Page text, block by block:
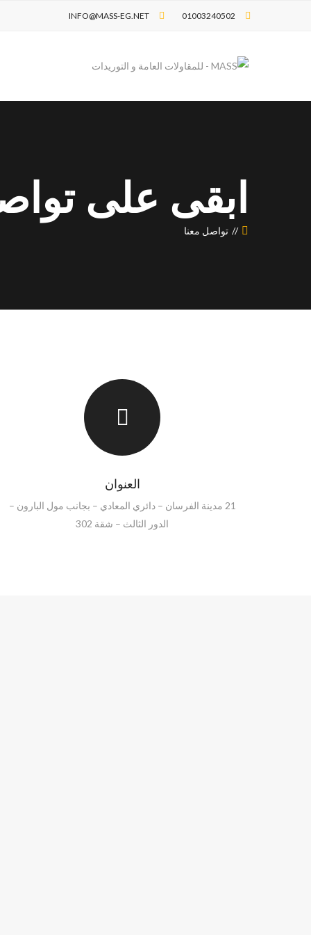
01003240502
INFO@MASS-EG.NET
ابقى على
تواصل معنا
العنوان
21 مدينة الفرسان – دائري المعادي – بجانب مول البارون –
الدور الثالث – شقة 302